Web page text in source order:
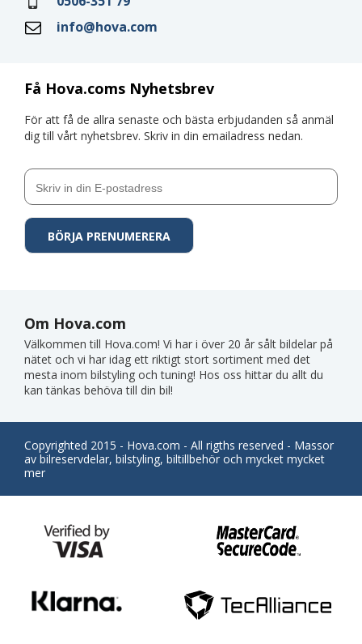
Få Hova.coms Nyhetsbrev
För att få de allra senaste och bästa erbjudanden så anmäl
dig till vårt nyhetsbrev. Skriv in din emailadress nedan.
info@hova.com
Om Hova.com
Välkommen till Hova.com! Vi har i över 20 år sålt bildelar på
nätet och vi har idag ett riktigt stort sortiment med det
mesta inom bilstyling och tuning! Hos oss hittar du allt du
kan tänkas behöva till din bil!
Copyrighted 2015 - Hova.com - All rigths reserved - Massor
av bilreservdelar, bilstyling, biltillbehör och mycket mycket
mer